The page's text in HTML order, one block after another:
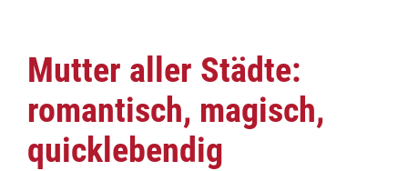
Mutter aller Städte:
romantisch, magisch,
quicklebendig